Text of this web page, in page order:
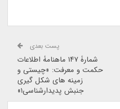
پست بعدی
شمارۀ ۱۴۷ ماهنامۀ اطلاعات
حکمت و معرفت: «چیستی و
زمینه­ های شکل گیری
جنبش پدیدارشناسی۱»